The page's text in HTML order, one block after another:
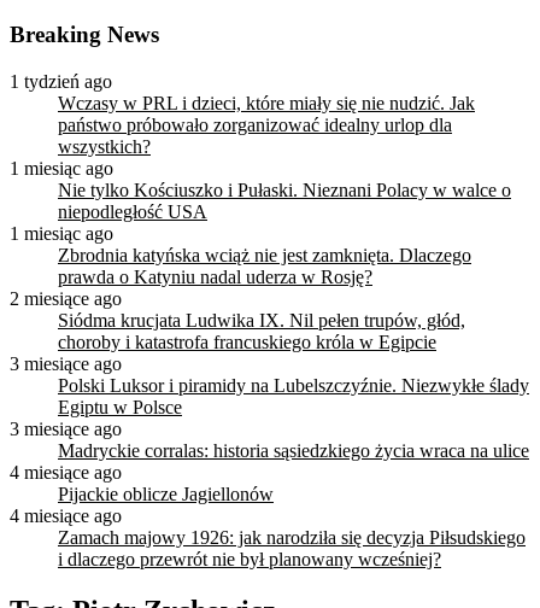
Breaking News
1 tydzień ago
Wczasy w PRL i dzieci, które miały się nie nudzić. Jak
państwo próbowało zorganizować idealny urlop dla
wszystkich?
1 miesiąc ago
Nie tylko Kościuszko i Pułaski. Nieznani Polacy w walce o
niepodległość USA
1 miesiąc ago
Zbrodnia katyńska wciąż nie jest zamknięta. Dlaczego
prawda o Katyniu nadal uderza w Rosję?
2 miesiące ago
Siódma krucjata Ludwika IX. Nil pełen trupów, głód,
choroby i katastrofa francuskiego króla w Egipcie
3 miesiące ago
Polski Luksor i piramidy na Lubelszczyźnie. Niezwykłe ślady
Egiptu w Polsce
3 miesiące ago
Madryckie corralas: historia sąsiedzkiego życia wraca na ulice
4 miesiące ago
Pijackie oblicze Jagiellonów
4 miesiące ago
Zamach majowy 1926: jak narodziła się decyzja Piłsudskiego
i dlaczego przewrót nie był planowany wcześniej?